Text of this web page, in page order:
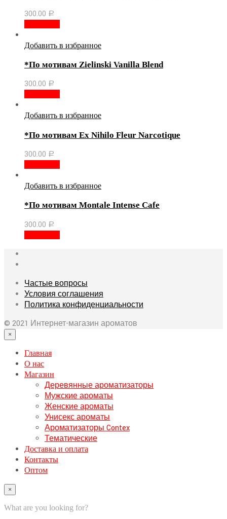
300.00 Р
Добавить в избранное
*По мотивам Zielinski Vanilla Blend
300.00 Р
Добавить в избранное
*По мотивам Ex Nihilo Fleur Narcotique
300.00 Р
Добавить в избранное
*По мотивам Montale Intense Cafe
300.00 Р
Частые вопросы
Условия соглашения
Политика конфиденциальности
© 2021 Интернет-магазин ароматов
×
Главная
О нас
Магазин
Деревянные ароматизаторы
Мужские ароматы
Женские ароматы
Унисекс ароматы
Ароматизаторы Contex
Тематические
Доставка и оплата
Контакты
Оптом
×
What are you looking for?